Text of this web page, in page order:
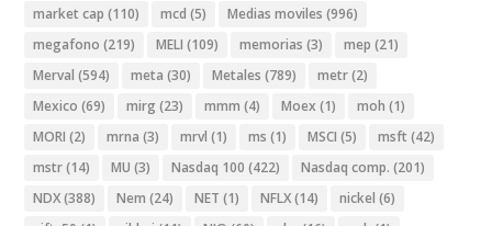
market cap (110) mcd (5) Medias moviles (996)
megafono (219) MELI (109) memorias (3) mep (21)
Merval (594) meta (30) Metales (789) metr(2)
Mexico (69) mirg (23) mmm (4) Moex (1) moh (1)
MORI (2) mrna (3) mrvl (1) ms (1) MSCI (5) msft (42)
mstr(14) MU (3) Nasdaq 100 (422) Nasdaq comp. (201)
NDX(388) Nem (24) NET (1) NFLX(14) nickel (6)